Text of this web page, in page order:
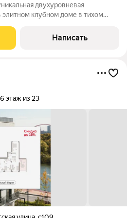
двухуровневая
элитном клубном доме в тихом
спокойствия здесь
Квартира
Написать
6 этаж из 23